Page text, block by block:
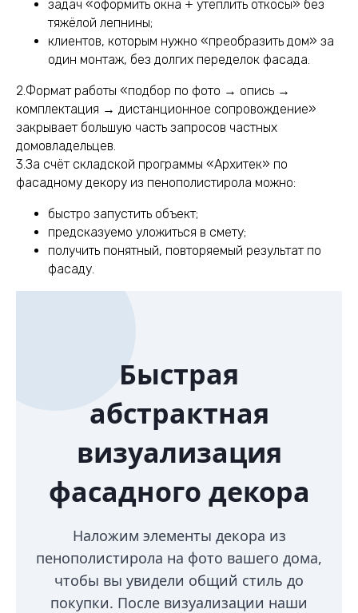
задач «оформить окна + утеплить откосы» без
тяжёлой лепнины;
клиентов, которым нужно «преобразить дом» за
один монтаж, без долгих переделок фасада.
2.Формат работы «подбор по фото → опись →
комплектация → дистанционное сопровождение»
закрывает большую часть запросов частных
домовладельцев.
3.За счёт складской программы «Архитек» по
фасадному декору из пенополистирола можно:
быстро запустить объект;
предсказуемо уложиться в смету;
получить понятный, повторяемый результат по
фасаду.
Быстрая
абстрактная
визуализация
фасадного декора
Наложим элементы декора из
пенополистирола на фото вашего дома,
чтобы вы увидели общий стиль до
покупки. После визуализации наши